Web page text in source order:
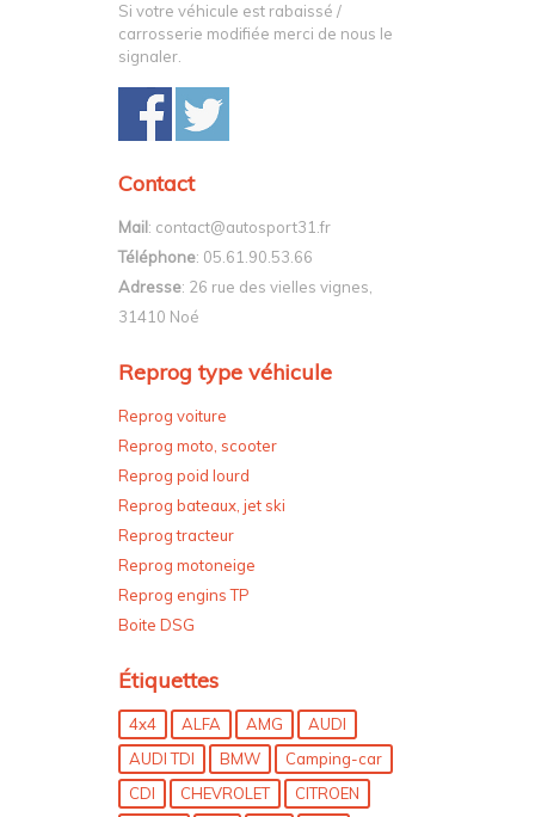
Si votre véhicule est rabaissé /
carrosserie modifiée merci de nous le
signaler.
Contact
Mail: contact@autosport31.fr
Téléphone: 05.61.90.53.66
Adresse: 26 rue des vielles vignes,
31410 Noé
Reprog type véhicule
Reprog voiture
Reprog moto, scooter
Reprog poid lourd
Reprog bateaux, jet ski
Reprog tracteur
Reprog motoneige
Reprog engins TP
Boite DSG
Étiquettes
4x4 ALFA AMG
AUDI
AUDI TDI
BMW
Camping-car
CDI
CHEVROLET
CITROEN